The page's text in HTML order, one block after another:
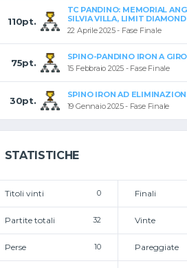
110pt.
TC PANDINO: MEMORIAL
SILVIA VILLA, LIMIT DIAMOND
22 Aprile 2025 - Fase Finale
75pt.
SPINO-PANDINO IRON A
15 Febbraio 2025 - Fase Finale
30pt.
SPINO IRON AD
19 Gennaio 2025 - Fase Finale
STATISTICHE
Titoli vinti 0 Finali
Partite totali 32 Vinte
Perse 10 Pareggiate